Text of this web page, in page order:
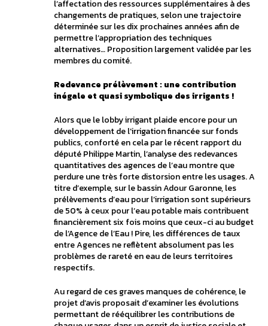
l’affectation des ressources supplémentaires à des
changements de pratiques, selon une trajectoire
déterminée sur les dix prochaines années afin de
permettre l’appropriation des techniques
alternatives… Proposition largement validée par les
membres du comité.
Redevance prélèvement : une contribution
inégale et quasi symbolique des irrigants !
Alors que le lobby irrigant plaide encore pour un
développement de l’irrigation financée sur fonds
publics, conforté en cela par le récent rapport du
député Philippe Martin, l’analyse des redevances
quantitatives des agences de l’eau montre que
perdure une très forte distorsion entre les usages. A
titre d’exemple, sur le bassin Adour Garonne, les
prélèvements d’eau pour l’irrigation sont supérieurs
de 50% à ceux pour l’eau potable mais contribuent
financièrement six fois moins que ceux-ci au budget
de l’Agence de l’Eau ! Pire, les différences de taux
entre Agences ne reflètent absolument pas les
problèmes de rareté en eau de leurs territoires
respectifs.
Au regard de ces graves manques de cohérence, le
projet d’avis proposait d’examiner les évolutions
permettant de rééquilibrer les contributions de